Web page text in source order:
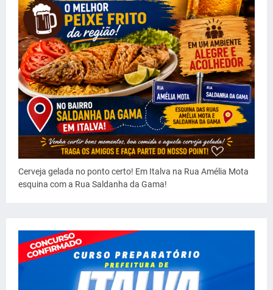
Cerveja gelada no ponto certo! Em Italva na Rua Amélia Mota
esquina com a Rua Saldanha da Gama!